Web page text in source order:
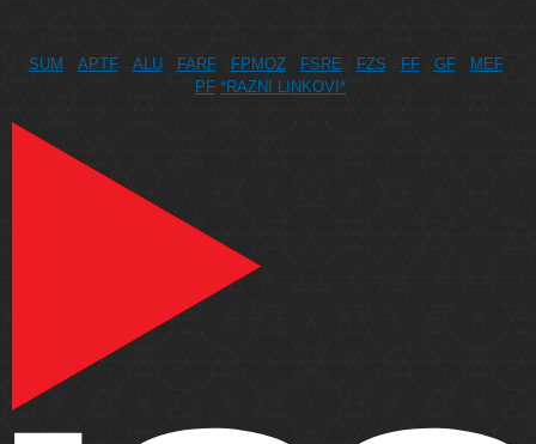
SUM APTF ALU FARF FPMOZ FSRE FZS FF GF
MEF
PF *RAZNI LINKOVI*